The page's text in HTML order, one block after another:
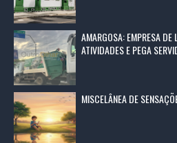
AMARGOSA: EMPRESA DE
ATIVIDADES E PEGA
MISCELÂNEA DE